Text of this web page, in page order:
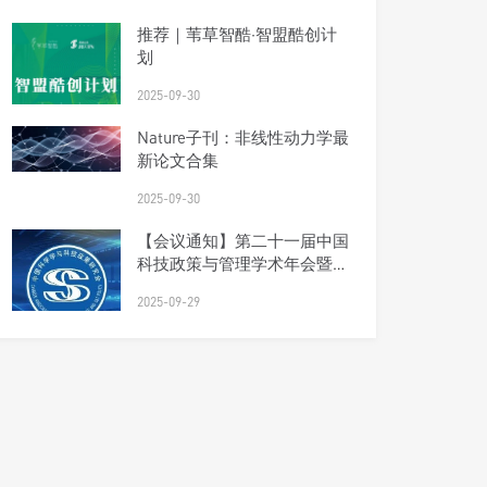
推荐｜苇草智酷·智盟酷创计
划
2025-09-30
Nature子刊：非线性动力学最
新论文合集
2025-09-30
【会议通知】第二十一届中国
科技政策与管理学术年会暨研
2025-09-29